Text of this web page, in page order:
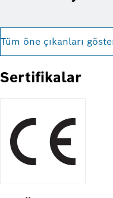
Tüm öne çıkanları
Sertifikalar